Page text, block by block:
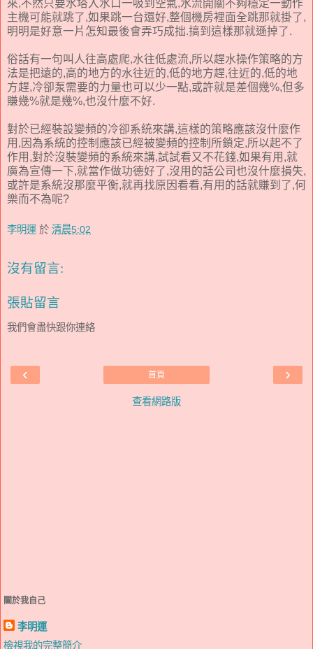
來,不然只要水塔入水口一吸到空氣,水流開關不夠穩定一動作
主機可能就跳了,如果跳一台還好,整個機房裡面全跳那就掛了,
明明是好意一片怎知最後會弄巧成拙.搞到這樣那就遜掉了.
俗話有一句叫人往高處爬,水往低處流,所以趕水操作策略的方
法是把遠的,高的地方的水往近的,低的地方趕,往近的,低的地
方趕,冷卻泵需要的力量也可以少一點,或許就是差個幾%,但多
賺幾%就是幾%,也沒什麼不好.
對於已經裝設變頻的冷卻系統來講,這樣的策略應該沒什麼作
用,因為系統的控制應該已經被變頻的控制所鎖定,所以起不了
作用,對於沒裝變頻的系統來講,試試看又不花錢,如果有用,就
廣為宣傳一下,就當作做功德好了,沒用的話公司也沒什麼損失,
或許是系統沒那麼平衡,就再找原因看看,有用的話就賺到了,何
樂而不為呢?
李明運 於 清晨5:02
沒有留言:
張貼留言
我們會盡快跟你連絡
‹ ›
首頁
查看網路版
關於我自己
李明運
檢視我的完整簡介